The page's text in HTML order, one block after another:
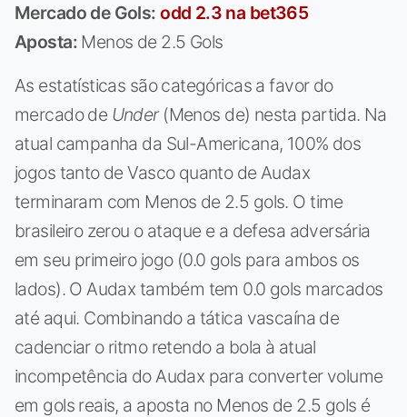
Mercado de Gols:odd 2.3 na bet365
Aposta: Menos de 2.5 Gols
As estatísticas são categóricas a favor do
mercado de Under(Menos de) nesta partida. Na
atual campanha da Sul-Americana, 100% dos
jogos tanto de Vasco quanto de Audax
terminaram com Menos de 2.5 gols. O time
brasileiro zerou o ataque e a defesa adversária
em seu primeiro jogo (0.0 gols para ambos os
lados). O Audax também tem 0.0 gols marcados
até aqui. Combinando a tática vascaína de
cadenciar o ritmo retendo a bola à atual
incompetência do Audax para converter volume
em gols reais, a aposta no Menos de 2.5 gols é